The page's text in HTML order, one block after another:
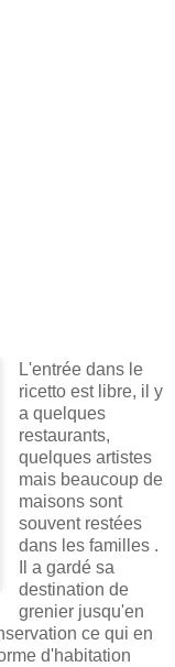
L'entrée dans le
ricetto est libre, il y
a quelques
restaurants,
quelques artistes
mais beaucoup de
maisons sont
souvent restées
dans les familles .
Il a gardé sa
destination de
grenier jusqu'en
ce qui en
d'habitation